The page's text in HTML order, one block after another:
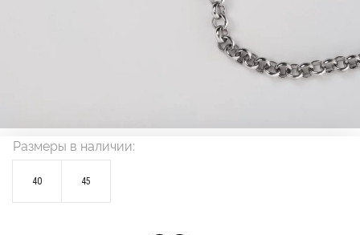
Размеры в наличии:
40 45